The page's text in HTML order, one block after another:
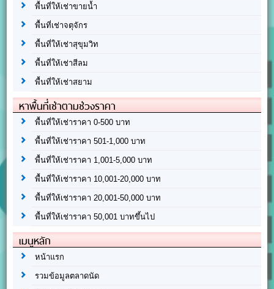
พื้นที่ให้เช่าขายน้ำ
พื้นที่เช่าจตุจักร
พื้นที่ให้เช่าสุขุมวิท
พื้นที่ให้เช่าสีลม
พื้นที่ให้เช่าสยาม
หาพื้นที่เช่าตามช่วงราคา
พื้นที่ให้เช่าราคา 0-500 บาท
พื้นที่ให้เช่าราคา 501-1,000 บาท
พื้นที่ให้เช่าราคา 1,001-5,000 บาท
พื้นที่ให้เช่าราคา 10,001-20,000 บาท
พื้นที่ให้เช่าราคา 20,001-50,000 บาท
พื้นที่ให้เช่าราคา 50,001 บาทขึ้นไป
เมนูหลัก
หน้าแรก
รวมข้อมูลตลาดนัด